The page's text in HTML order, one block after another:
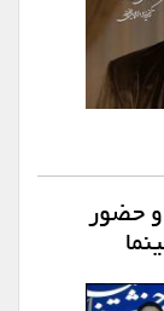
حضور